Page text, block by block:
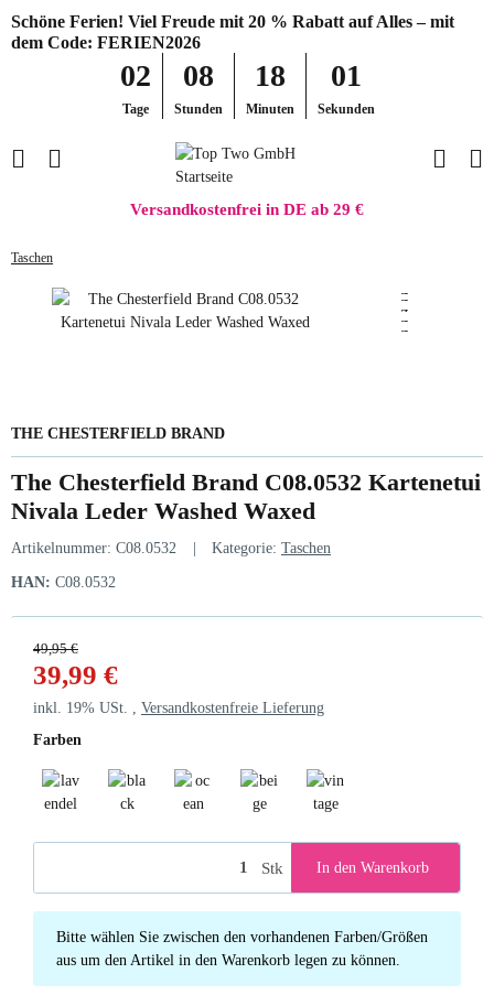
Schöne Ferien! Viel Freude mit 20 % Rabatt auf Alles – mit
dem Code: FERIEN2026
02
Tage
08
Stunden
18
Minuten
01
Sekunden
Versandkostenfrei in DE ab 29 €
Taschen
THE CHESTERFIELD BRAND
The Chesterfield Brand C08.0532 Kartenetui
Nivala Leder Washed Waxed
Artikelnummer: C08.0532 Kategorie: Taschen
HAN: C08.0532
49,95 €
39,99 €
inkl. 19% USt. , Versandkostenfreie Lieferung
Farben
Stk In den Warenkorb
x
Bitte wählen Sie zwischen den vorhandenen Farben/Größen
aus um den Artikel in den Warenkorb legen zu können.